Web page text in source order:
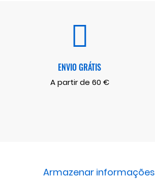
ENVIO GRÁTIS
A partir de 60 €
Armazenar informações